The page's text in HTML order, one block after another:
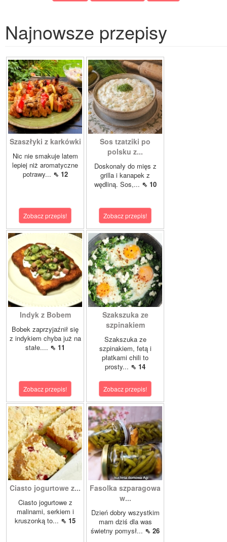
Najnowsze przepisy
Szaszłyki z karkówki
Nic nie smakuje latem
lepiej niż aromatyczne
potrawy... ⇖ 12
Zobacz przepis!
Sos tzatziki po
polsku z...
Doskonały do mięs z
grilla i kanapek z
wędliną. Sos,... ⇖ 10
Zobacz przepis!
Indyk z Bobem
Bobek zaprzyjaźnił się
z indykiem chyba już na
stałe.... ⇖ 11
Zobacz przepis!
Szakszuka ze
szpinakiem
Szakszuka ze
szpinakiem, fetą i
płatkami chili to
prosty... ⇖ 14
Zobacz przepis!
Ciasto jogurtowe z...
Ciasto jogurtowe z
malinami, serkiem i
kruszonką to... ⇖ 15
Fasolka szparagowa
w...
Dzień dobry wszystkim
mam dziś dla was
świetny pomysł... ⇖ 26